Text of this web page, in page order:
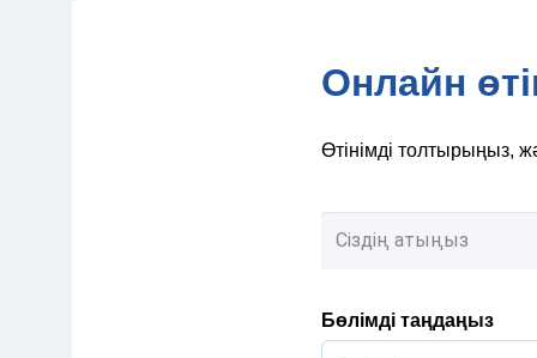
Онлайн
Өтінімді толтырыңыз,
Бөлімді таңдаңыз